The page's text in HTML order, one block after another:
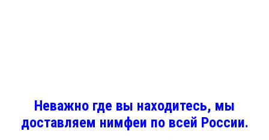
Неважно где вы находитесь, мы
доставляем нимфеи по всей России.